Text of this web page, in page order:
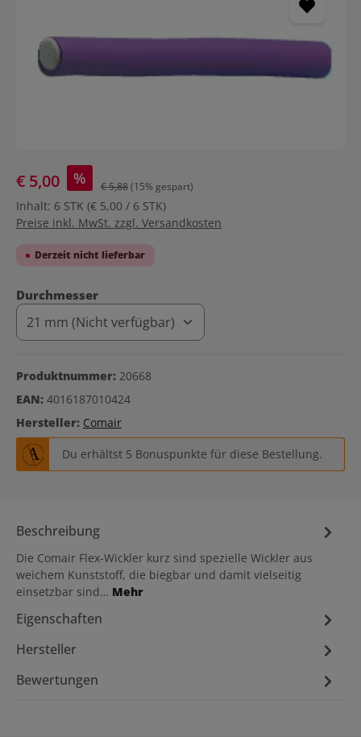
€ 5,00 % € 5,88(15% gespart)
Inhalt: 6 STK (€ 5,00 / 6 STK)
Preise inkl. MwSt. zzgl. Versandkosten
Derzeit nicht lieferbar
Durchmesserauswählen
Produktnummer: 20668
EAN: 4016187010424
Hersteller: Comair
Du erhältst 5 Bonuspunkte für diese Bestellung.
Beschreibung
Die Comair Flex-Wickler kurz sind spezielle Wickler aus
weichem Kunststoff, die biegbar und damit vielseitig
einsetzbar sind… Mehr
Eigenschaften
Hersteller
Bewertungen